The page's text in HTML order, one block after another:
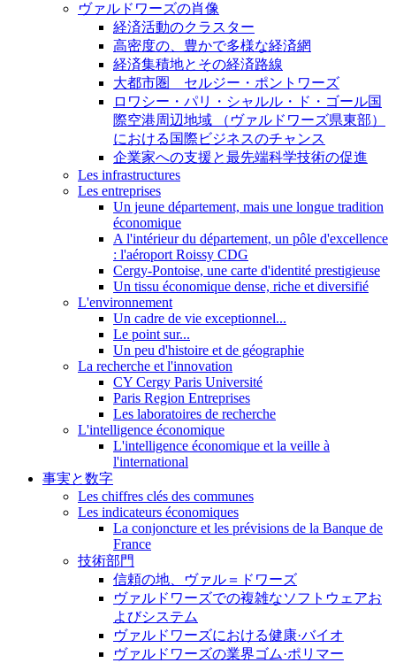
ヴァルドワーズの肖像
経済活動のクラスター
高密度の、豊かで多様な経済網
経済集積地とその経済路線
大都市圏 セルジー・ポントワーズ
ロワシー・パリ・シャルル・ド・ゴール国
際空港周辺地域 （ヴァルドワーズ県東部）
における国際ビジネスのチャンス
企業家への支援と最先端科学技術の促進
Les infrastructures
Les entreprises
Un jeune département, mais une longue tradition
économique
A l'intérieur du département, un pôle d'excellence
: l'aéroport Roissy CDG
Cergy-Pontoise, une carte d'identité prestigieuse
Un tissu économique dense, riche et diversifié
L'environnement
Un cadre de vie exceptionnel...
Le point sur...
Un peu d'histoire et de géographie
La recherche et l'innovation
CY Cergy Paris Université
Paris Region Entreprises
Les laboratoires de recherche
L'intelligence économique
L'intelligence économique et la veille à
l'international
事実と数字
Les chiffres clés des communes
Les indicateurs économiques
La conjoncture et les prévisions de la Banque de
France
技術部門
信頼の地、ヴァル＝ドワーズ
ヴァルドワーズでの複雑なソフトウェアお
よびシステム
ヴァルドワーズにおける健康·バイオ
ヴァルドワーズの業界ゴム·ポリマー